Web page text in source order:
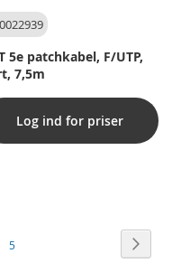
5e patchkabel, F/UTP,
7,5m
Log ind for priser
Side
5